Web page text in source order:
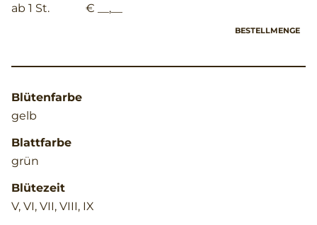
ab 1 St.
€ __,__
BESTELLMENGE
Blütenfarbe
gelb
Blattfarbe
grün
Blütezeit
V, VI, VII, VIII, IX